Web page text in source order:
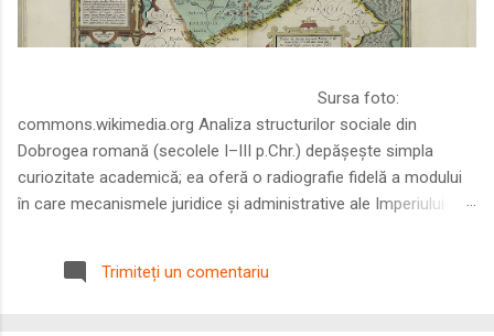
Sursa foto:
commons.wikimedia.org Analiza structurilor sociale din
Dobrogea romană (secolele I–III p.Chr.) depășește simpla
curiozitate academică; ea oferă o radiografie fidelă a modului
în care mecanismele juridice și administrative ale Imperiului
Într-o epocă în care prosperitatea excepțională a lumii romane
era susținută de o mobilitate socială dinamică și de o libertate
Trimiteți un comentariu